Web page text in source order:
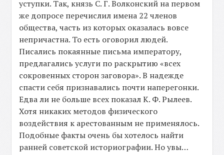
уступки. Так, князь С. Г. Волконский на первом
же допросе перечислил имена 22 членов
общества, часть из которых оказалась вовсе
непричастна. То есть оговорил людей.
Писались покаянные письма императору,
предлагались услуги по раскрытию «всех
сокровенных сторон заговора». В надежде
спасти себя признавались почти наперегонки.
Едва ли не больше всех показал К. Ф. Рылеев.
Хотя никаких методов физического
воздействия к арестованным не применялось.
Подобные факты очень бы хотелось найти
ранней советской историографии. Но увы…